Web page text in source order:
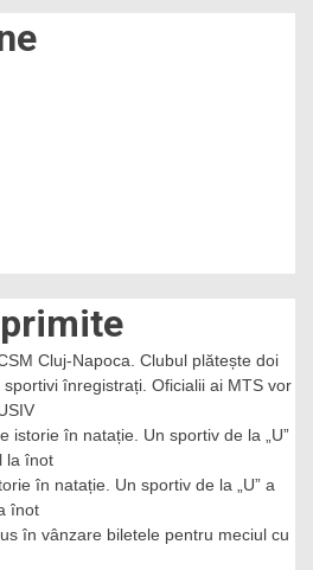
Cluj-Napoca. Clubul plătește doi
înregistrați. Oficialii ai MTS vor
istorie în natație. Un sportiv de la „U”
la înot
în natație. Un sportiv de la „U” a
înot
în vânzare biletele pentru meciul cu